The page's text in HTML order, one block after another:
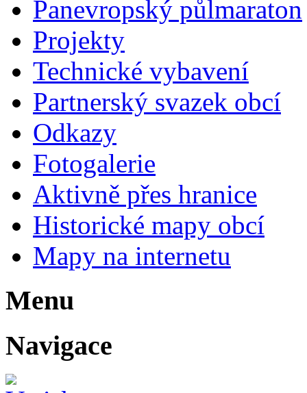
Panevropský půlmaraton
Projekty
Technické vybavení
Partnerský svazek obcí
Odkazy
Fotogalerie
Aktivně přes hranice
Historické mapy obcí
Mapy na internetu
Menu
Navigace